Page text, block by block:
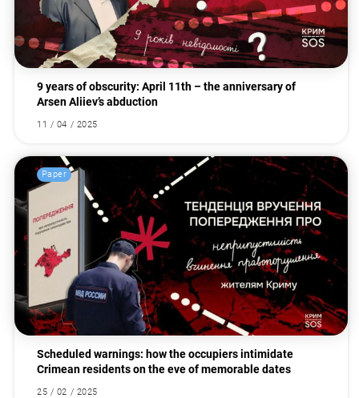
9 years of obscurity: April 11th – the anniversary of
Arsen Aliiev’s abduction
11 / 04 / 2025
Paper
Scheduled warnings: how the occupiers intimidate
Crimean residents on the eve of memorable dates
25 / 02 / 2025